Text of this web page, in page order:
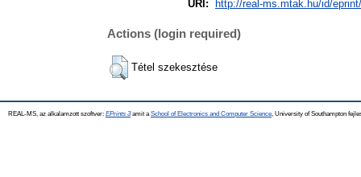
URI:
http://real-ms.mtak.hu/id/
Actions (login required)
Tétel szekesztése
REAL-MS, az alkalamzott szoftver: EPrints 3amit a School of Electronics and Computer Science , University of Southampton